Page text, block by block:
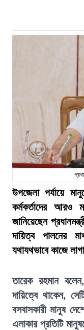
উপজেলা পর্যায়ে
কর্মকর্তাদের আরও
জানিয়েছেন
দায়িত্ব পালনের
যথাযথভাবে কাজে
তারেক রহমান
দায়িত্বে থাকেন,
বসবাসকারী মানুষ
এলাকার প্রতিটি